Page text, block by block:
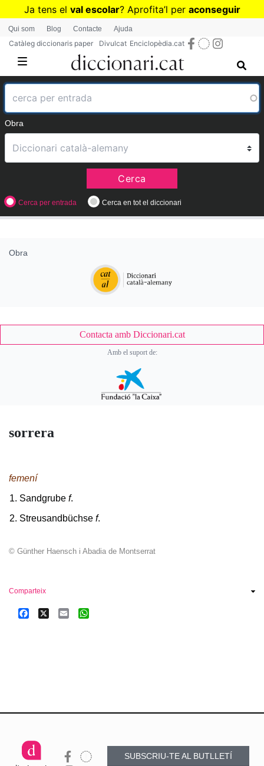
Vés
contingut
Ja tens el val escolar? Aprofita’l per aconseguir
diccionaris per a Primària o Secundària
Qui som Blog Contacte Ajuda
Catàleg diccionaris paper Divulcat Enciclopèdia.cat
Obra
Cerca
Cerca per entrada Cerca en tot el diccionari
sorrera
femení
Sandgrube f.
Streusandbüchse f.
© Günther Haensch i Abadia de Montserrat
Obra
Contacta amb Diccionari.cat
Amb el suport de:
Comparteix
Facebook Email
SUBSCRIU-TE AL BUTLLETÍ